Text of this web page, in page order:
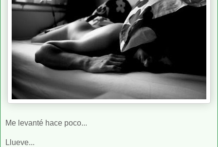
Me levanté hace poco...
Llueve...